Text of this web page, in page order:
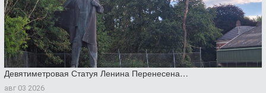
Девятиметровая Статуя Ленина Перенесена…
авг 03 2026